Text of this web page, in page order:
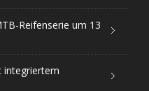
Reifenserie um 13
integriertem